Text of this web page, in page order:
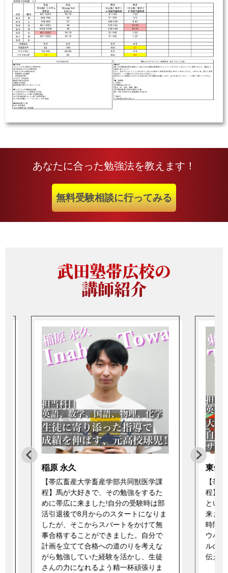
あなたに合った勉強法を教えます！
無料受験相談に行ってみる
武田塾帯広校の
講師紹介
稲原 永久
【帯広畜産大学畜産学部共同獣医学課
程】馬が大好きで、その勉強をするた
めに帯広に来ました!自分の受験時は部
活引退後で8月からのスタートになりま
したが、そこからスパートをかけて無
事合格することができました。自分で
計画を立てて合格への道のりを考えな
がら勉強していた経験を活かし、生徒
さんの力になれるよう精一杯頑張りま
東條
【帯
程】
とい
来ま
時間
ウハ
ルの
伝え